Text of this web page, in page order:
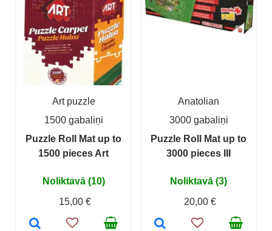
Art puzzle
1500 gabaliņi
Puzzle Roll Mat up to
1500 pieces Art
Noliktavā (10)
15,00 €
Anatolian
3000 gabaliņi
Puzzle Roll Mat up to
3000 pieces III
Noliktavā (3)
20,00 €